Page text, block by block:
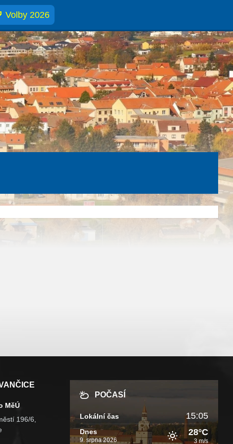
Volby 2026
MěÚ
196/6,
POČASÍ
Lokální čas 15:05
Dnes
9. srpna 2026
28°C
3 m/s